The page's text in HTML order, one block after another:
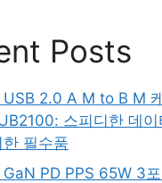
Posts
USB 2.0 A M to B M
스피디한 데이
필수품
GaN PD PPS 65W 3포